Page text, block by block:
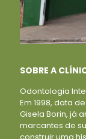
SOBRE A
Odontologia
Em 1998, data
Gisela Borin, já
marcantes de